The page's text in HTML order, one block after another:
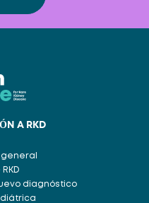
A RKD
general
diagnóstico